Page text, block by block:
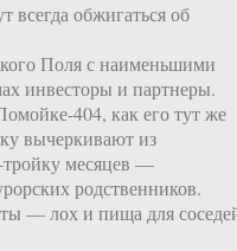
обжигаться об
Поля с наименьшими
инвесторы и партнеры.
404, как его тут же
вычеркивают из
тройку месяцев —
родственников.
ты — лох и пища для